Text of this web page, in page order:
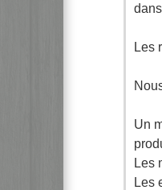
Les
Un
Les
Les